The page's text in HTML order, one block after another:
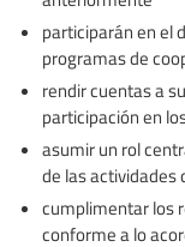
participarán en el
programas de
rendir cuentas a
participación en
asumir un rol
de las actividades
cumplimentar los
conforme a lo